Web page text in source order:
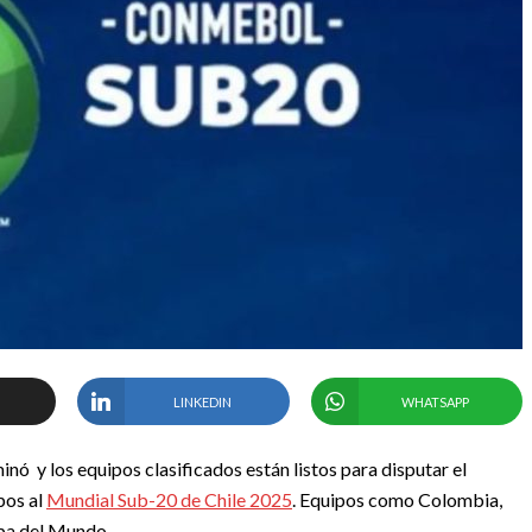
LINKEDIN WHATSAPP
y los equipos clasificados están listos para disputar el
al Mundial Sub-20 de Chile 2025. Equipos como Colombia,